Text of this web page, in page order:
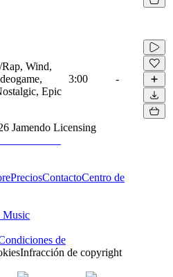
Wind,
Epic
3:00 -
Jamendo Licensing
PreciosContactoCentro de
Music
de
Infracción de copyright